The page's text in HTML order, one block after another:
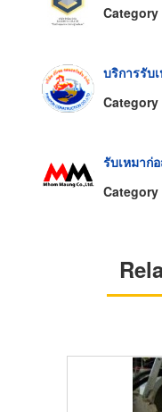
Category
บริการรับ
Category
รับเหมาก่
Category